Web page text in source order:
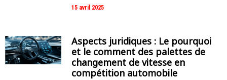
15 avril 2025
Aspects juridiques : Le pourquoi
et le comment des palettes de
changement de vitesse en
compétition automobile